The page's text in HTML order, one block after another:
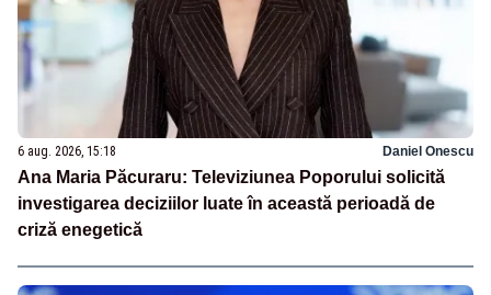
6 aug. 2026, 15:18 Daniel Onescu
Ana Maria Păcuraru: Televiziunea Poporului solicită
investigarea deciziilor luate în această perioadă de
criză enegetică